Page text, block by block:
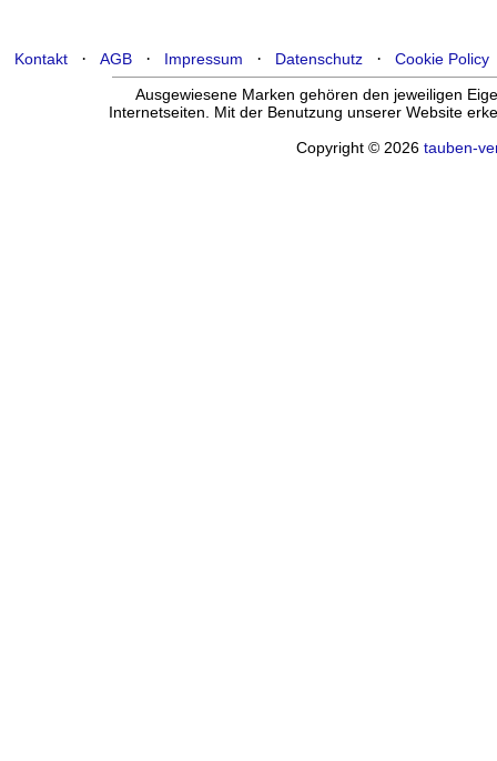
Kontakt· AGB· Impressum · Datenschutz· Cookie Policy
Ausgewiesene Marken gehören den jeweiligen
Internetseiten. Mit der Benutzung unserer Website
Copyright © 2026 tauben-